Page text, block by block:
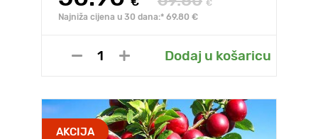
€
Najniža cijena u 30 dana:* 69.80 €
Dodaj u košaricu
AKCIJA